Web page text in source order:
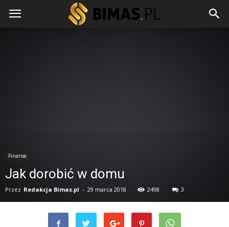
Finanse
Jak dorobić w domu
Przez Redakcja Bimas.pl - 29 marca 2018 2498 3